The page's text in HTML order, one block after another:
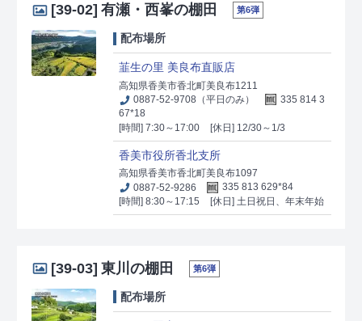
[39-02] 有瀬・西峯の棚田 第6弾
配布場所
韮生の里 美良布直販店
高知県香美市香北町美良布1211
0887-52-9708（平日のみ）
335 814 3
67*18
[時間] 7:30～17:00
[休日] 12/30～1/3
香美市役所香北支所
高知県香美市香北町美良布1097
0887-52-9286
335 813 629*84
[時間] 8:30～17:15
[休日] 土日祝日、年末年始
[39-03] 東川の棚田 第6弾
配布場所